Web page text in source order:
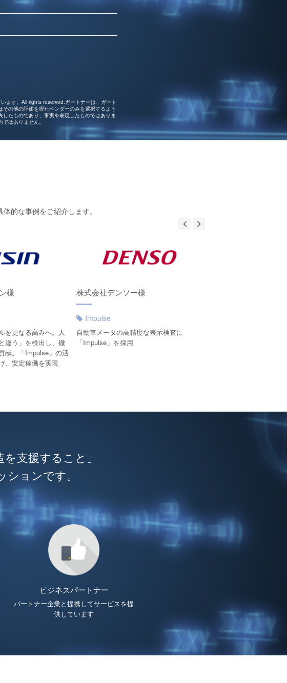
ます。All rights reserved.ガートナーは、ガート
の他の評価を得たベンダーのみを選択するよう
たものであり、事実を表現したものではありま
はありません。
的な事例をご紹介します。
様
を更なる高みへ。人
違う」を検出し、徹
献。「Impulse」の活
、安定稼働を実現
株式会社デンソー様
Impulse
自動車メータの高精度な表示検査に
「Impulse」を採用
支援すること」
ョンです。
ビジネスパートナー
パートナー企業と提携してサービスを提
供しています